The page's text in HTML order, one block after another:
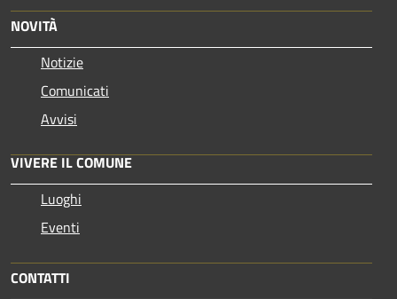
NOVITÀ
Notizie
Comunicati
Avvisi
VIVERE IL COMUNE
Luoghi
Eventi
CONTATTI